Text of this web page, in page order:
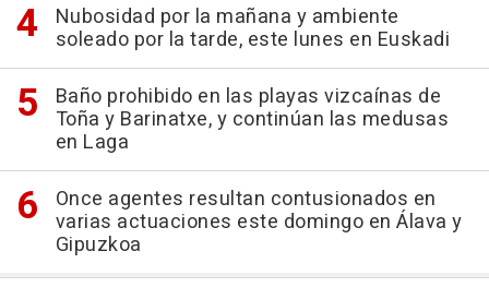
Nubosidad por la mañana y ambiente
soleado por la tarde, este lunes en Euskadi
Baño prohibido en las playas vizcaínas de
Toña y Barinatxe, y continúan las medusas
en Laga
Once agentes resultan contusionados en
varias actuaciones este domingo en Álava y
Gipuzkoa